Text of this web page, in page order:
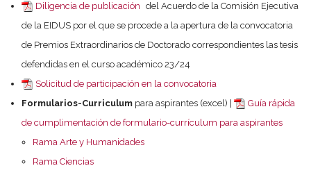
Diligencia de publicación del Acuerdo de la Comisión Ejecutiva
de la EIDUS por el que se procede a la apertura de la convocatoria
de Premios Extraordinarios de Doctorado correspondientes las tesis
defendidas en el curso académico 23/24
Solicitud de participación en la convocatoria
Formularios-Curriculum para aspirantes (excel) |
Guía rápida
de cumplimentación de formulario-currículum para aspirantes
Rama Arte y Humanidades
Rama Ciencias